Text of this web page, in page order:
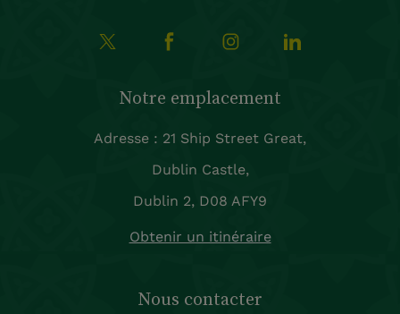
Notre emplacement
Adresse : 21 Ship Street Great,
Dublin Castle,
Dublin 2, D08 AFY9
Obtenir un itinéraire
Nous contacter